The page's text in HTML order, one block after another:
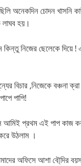
অনেকদিন চোদন খাসনি
লাঘব হয়।
নিজের ছেলেকে দিয়ে !
বিচার ,নিজেকে বঞ্চনা
পাপি!
আমিই প্রথম এই পাপ কাজ
উঠলাম ।
অফিসে আশা বৌ্দির